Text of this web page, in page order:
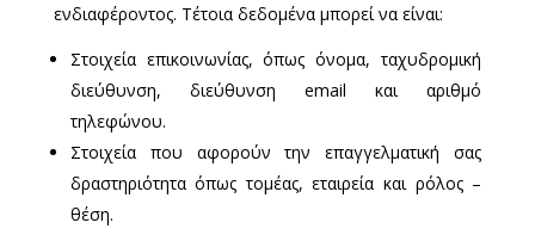
ενδιαφέροντος. Τέτοια δεδομένα μπορεί να είναι:
Στοιχεία επικοινωνίας, όπως όνομα, ταχυδρομική
διεύθυνση, διεύθυνση email και αριθμό
τηλεφώνου.
Στοιχεία που αφορούν την επαγγελματική σας
δραστηριότητα όπως τομέας, εταιρεία και ρόλος –
θέση.